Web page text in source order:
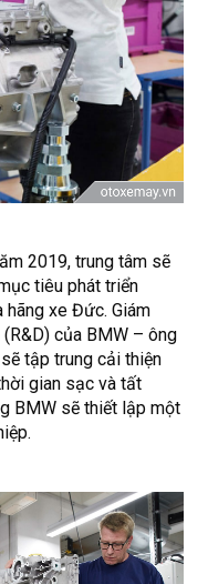
2019, trung tâm sẽ
tiêu phát triển
hãng xe Đức. Giám
của BMW – ông
tập trung cải thiện
gian sạc và tất
BMW sẽ thiết lập một